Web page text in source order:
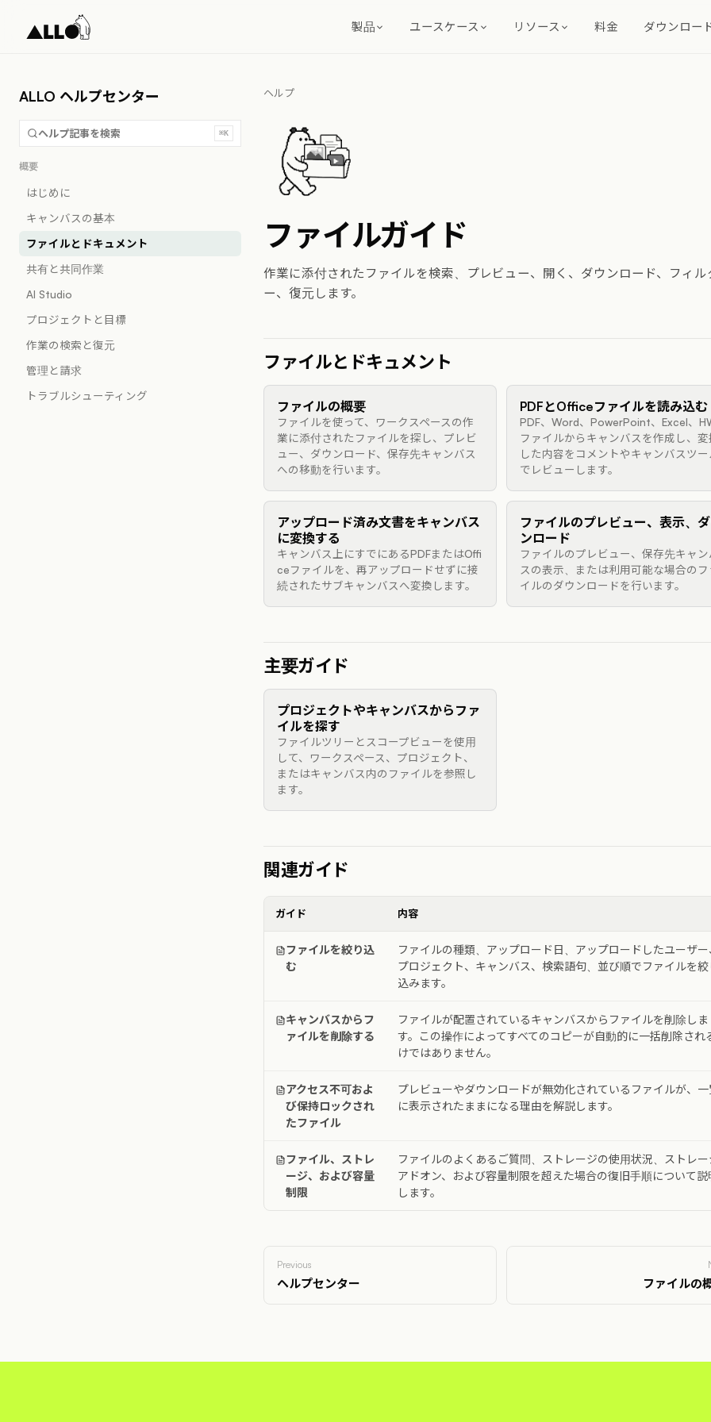
製品 ユースケース リソース 料金 ダウンロー
ALLO ヘルプセンター
ヘルプ記事を検索 ⌘K
概要
はじめに
キャンバスの基本
ファイルとドキュメント
共有と共同作業
AI Studio
プロジェクトと目標
作業の検索と復元
管理と請求
トラブルシューティング
ヘルプ
ファイルガイド
作業に添付されたファイルを検索、プレビュー、開く、ダウンロード、フィル
ー、復元します。
ファイルとドキュメント
ファイルの概要
ファイルを使って、ワークスペースの作
業に添付されたファイルを探し、プレビ
ュー、ダウンロード、保存先キャンバス
への移動を行います。
PDFとOfficeファイルを読み込む
PDF、Word、PowerPoint、Excel、
ファイルからキャンバスを作成し、変
した内容をコメントやキャンバスツー
でレビューします。
アップロード済み文書をキャンバス
に変換する
キャンバス上にすでにあるPDFまたはOffi
ceファイルを、再アップロードせずに接
続されたサブキャンバスへ変換します。
ファイルのプレビュー、表示、
ンロード
ファイルのプレビュー、保存先キャン
スの表示、または利用可能な場合のフ
イルのダウンロードを行います。
主要ガイド
プロジェクトやキャンバスからファ
イルを探す
ファイルツリーとスコープビューを使用
して、ワークスペース、プロジェクト、
またはキャンバス内のファイルを参照し
ます。
関連ガイド
ガイド 内容
ファイルを絞り込
む
ファイルの種類、アップロード日、アップロードしたユーザー
プロジェクト、キャンバス、検索語句、並び順でファイルを絞
込みます。
キャンバスからフ
ァイルを削除する
ファイルが配置されているキャンバスからファイルを削除しま
す。この操作によってすべてのコピーが自動的に一括削除され
けではありません。
アクセス不可およ
び保持ロックされ
たファイル
プレビューやダウンロードが無効化されているファイルが、一
に表示されたままになる理由を解説します。
ファイル、ストレ
ージ、および容量
制限
ファイルのよくあるご質問、ストレージの使用状況、ストレー
アドオン、および容量制限を超えた場合の復旧手順について説
します。
Previous
ヘルプセンター ファイルの